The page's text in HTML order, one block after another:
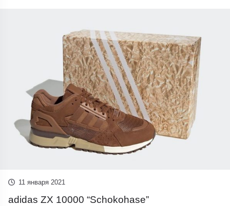
11 января 2021
adidas ZX 10000 “Schokohase”